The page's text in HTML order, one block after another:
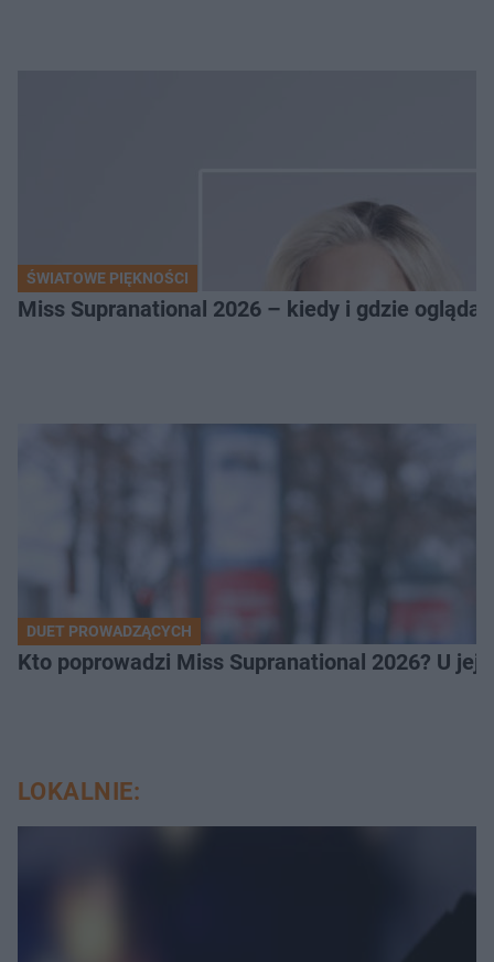
ŚWIATOWE PIĘKNOŚCI
Miss Supranational 2026 – kiedy i gdzie
DUET PROWADZĄCYCH
Kto poprowadzi Miss Supranational 2026? U jej
LOKALNIE: